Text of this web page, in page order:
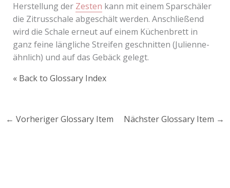
Herstellung der Zesten kann mit einem Sparschäler
die Zitrusschale abgeschält werden. Anschließend
wird die Schale erneut auf einem Küchenbrett in
ganz feine längliche Streifen geschnitten (Julienne-
ähnlich) und auf das Gebäck gelegt.
« Back to Glossary Index
← Vorheriger Glossary Item Nächster Glossary Item →